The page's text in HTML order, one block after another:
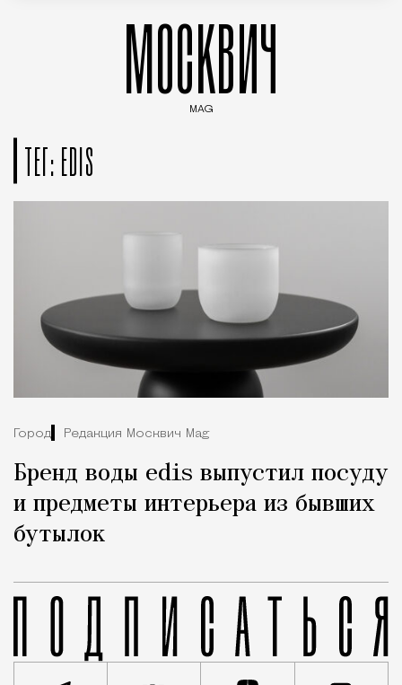
МОСКВИЧ
MAG
ТЕГ: EDIS
Город Редакция Москвич Mag
Бренд воды edis выпустил посуду
и предметы интерьера из бывших
бутылок